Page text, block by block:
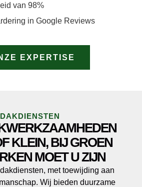
van 98%
in Google Reviews
EXPERTISE
DAKDIENSTEN
KLEIN, BIJ GROEN
MOET U ZIJN
met toewijding aan
Wij bieden duurzame